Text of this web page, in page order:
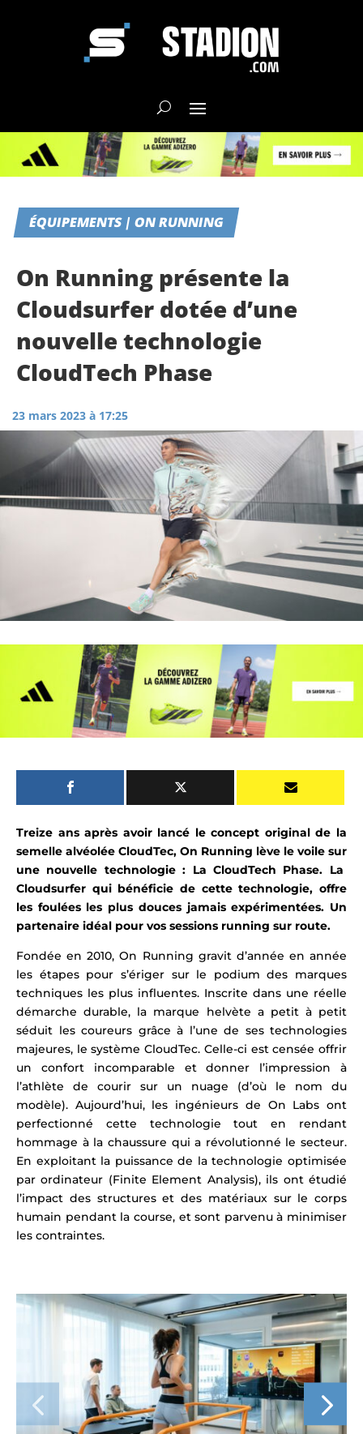
ÉQUIPEMENTS | ON RUNNING
On Running présente la
Cloudsurfer dotée d’une
nouvelle technologie
CloudTech Phase
23 mars 2023 à 17:25
Treize ans après avoir lancé le concept original de la
semelle alvéolée CloudTec, On Running lève le voile sur
une nouvelle technologie : La CloudTech Phase. La
Cloudsurfer qui bénéficie de cette technologie, offre
les foulées les plus douces jamais expérimentées. Un
partenaire idéal pour vos sessions running sur route.
Fondée en 2010, On Running gravit d’année en année
les étapes pour s’ériger sur le podium des marques
techniques les plus influentes. Inscrite dans une réelle
démarche durable, la marque helvète a petit à petit
séduit les coureurs grâce à l’une de ses technologies
majeures, le système CloudTec. Celle-ci est censée offrir
un confort incomparable et donner l’impression à
l’athlète de courir sur un nuage (d’où le nom du
modèle). Aujourd’hui, les ingénieurs de On Labs ont
perfectionné cette technologie tout en rendant
hommage à la chaussure qui a révolutionné le secteur.
En exploitant la puissance de la technologie optimisée
par ordinateur (Finite Element Analysis), ils ont étudié
l’impact des structures et des matériaux sur le corps
humain pendant la course, et sont parvenu à minimiser
les contraintes.